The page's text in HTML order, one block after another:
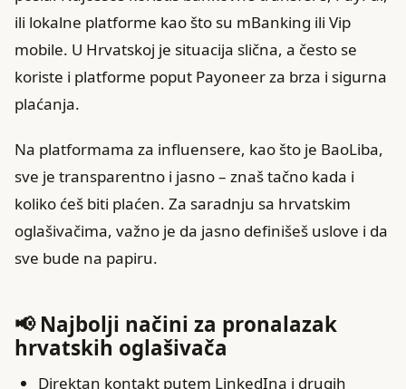
ili lokalne platforme kao što su mBanking ili Vip
mobile. U Hrvatskoj je situacija slična, a često se
koriste i platforme poput Payoneer za brza i sigurna
plaćanja.
Na platformama za influensere, kao što je BaoLiba,
sve je transparentno i jasno – znaš tačno kada i
koliko ćeš biti plaćen. Za saradnju sa hrvatskim
oglašivačima, važno je da jasno definišeš uslove i da
sve bude na papiru.
📢 Najbolji načini za pronalazak
hrvatskih oglašivača
Direktan kontakt putem LinkedIna i drugih